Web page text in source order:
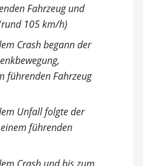
Fahrzeug und
105 km/h)
Crash begann der
führenden Fahrzeug
Unfall folgte der
führenden
Crash und bis zum